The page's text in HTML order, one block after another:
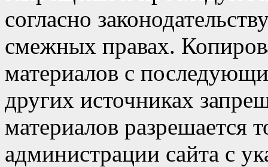
согласно
смежных правах.
материалов с
других источниках
материалов разрешается
администрации сайта с